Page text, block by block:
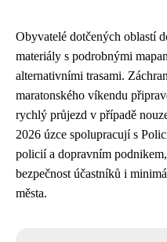
Obyvatelé dotčených oblastí
materiály s podrobnými
alternativními trasami.
maratonského víkendu
rychlý průjezd v případě
2026 úzce spolupracují s
policií a dopravním
bezpečnost účastníků i
města.